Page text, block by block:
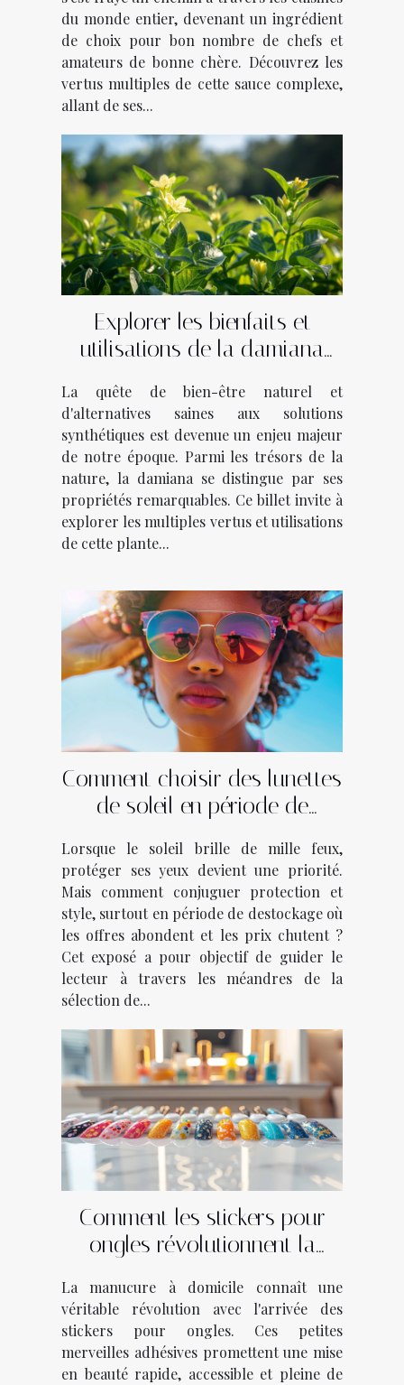
du monde entier, devenant un ingrédient
de choix pour bon nombre de chefs et
amateurs de bonne chère. Découvrez les
vertus multiples de cette sauce complexe,
allant de ses...
Explorer les bienfaits et
utilisations de la damiana
La quête de bien-être naturel et
d'alternatives saines aux solutions
synthétiques est devenue un enjeu majeur
de notre époque. Parmi les trésors de la
nature, la damiana se distingue par ses
propriétés remarquables. Ce billet invite à
explorer les multiples vertus et utilisations
de cette plante...
Comment choisir des lunettes
de soleil en période de
Lorsque le soleil brille de mille feux,
protéger ses yeux devient une priorité.
Mais comment conjuguer protection et
style, surtout en période de destockage où
les offres abondent et les prix chutent ?
Cet exposé a pour objectif de guider le
lecteur à travers les méandres de la
sélection de...
Comment les stickers pour
ongles révolutionnent la
La manucure à domicile connaît une
véritable révolution avec l'arrivée des
stickers pour ongles. Ces petites
merveilles adhésives promettent une mise
en beauté rapide, accessible et pleine de